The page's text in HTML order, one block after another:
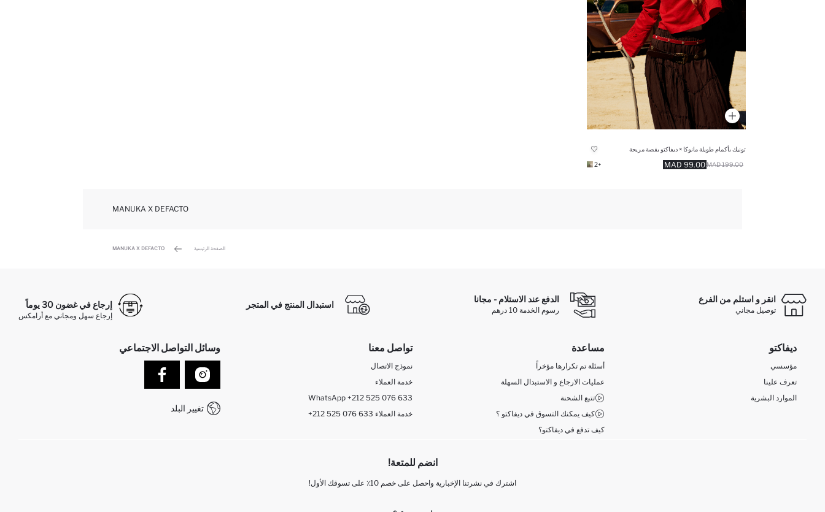
تونيك بأكمام طويلة مانوكا × ديفاكتو بقصة مريحة
99.00 MAD 199.00 MAD
+2
MANUKA X DEFACTO
الصفحة الرئيسية MANUKA X DEFACTO
انقر و استلم من الفرع
توصيل مجاني
الدفع عند الاستلام - مجانا
رسوم الخدمة 10 درهم
استبدال المنتج في المتجر إرجاع في غضون 30 يوماً
إرجاع سهل ومجاني مع أرامكس
ديفاكتو
مؤسسي
تعرف علينا
الموارد البشرية
مساعدة
أسئلة تم تكرارها مؤخراً
عمليات الارجاع و الاستبدال السهلة
تتبع الشحنة
كيف يمكنك التسوق في ديفاكتو ؟
كيف تدفع في ديفاكتو؟
تواصل معنا
نموذج الاتصال
خدمة العملاء
WhatsApp +212 525 076 633
+212 525 076 633 خدمة العملاء
وسائل التواصل الاجتماعي
تغيير البلد
انضم للمتعة!
اشترك في نشرتنا الإخبارية واحصل على خصم 10٪ على تسوقك الأول!